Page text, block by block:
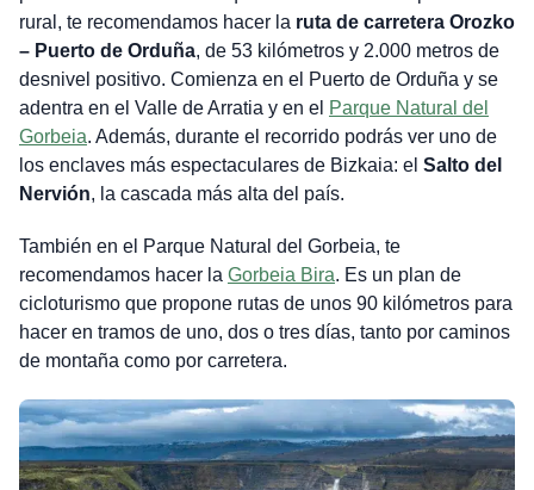
rural, te recomendamos hacer la ruta de carretera Orozko
– Puerto de Orduña, de 53 kilómetros y 2.000 metros de
desnivel positivo. Comienza en el Puerto de Orduña y se
adentra en el Valle de Arratia y en el Parque Natural del
Gorbeia. Además, durante el recorrido podrás ver uno de
los enclaves más espectaculares de Bizkaia: el Salto del
Nervión, la cascada más alta del país.
También en el Parque Natural del Gorbeia, te
recomendamos hacer la Gorbeia Bira. Es un plan de
cicloturismo que propone rutas de unos 90 kilómetros para
hacer en tramos de uno, dos o tres días, tanto por caminos
de montaña como por carretera.